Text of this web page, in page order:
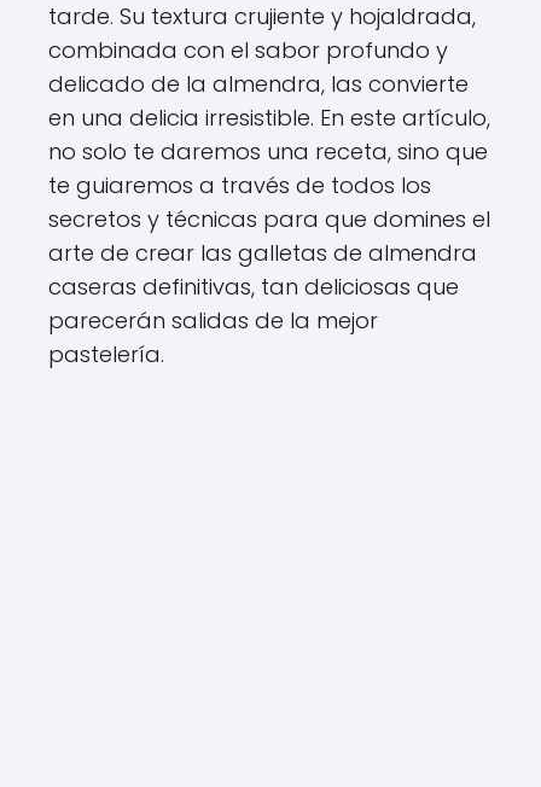
tarde. Su textura crujiente y hojaldrada,
combinada con el sabor profundo y
delicado de la almendra, las convierte
en una delicia irresistible. En este artículo,
no solo te daremos una receta, sino que
te guiaremos a través de todos los
secretos y técnicas para que domines el
arte de crear las galletas de almendra
caseras definitivas, tan deliciosas que
parecerán salidas de la mejor
pastelería.